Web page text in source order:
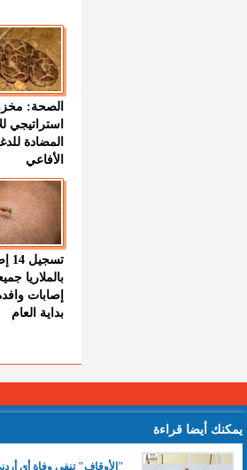
الصحة:
استراتيجي
المضادة
الأفاعي
بالملاريا
إصابات
بداية العام
يمكنك أيضا قراءة
"الأوقاف" تنفي وفاة أي